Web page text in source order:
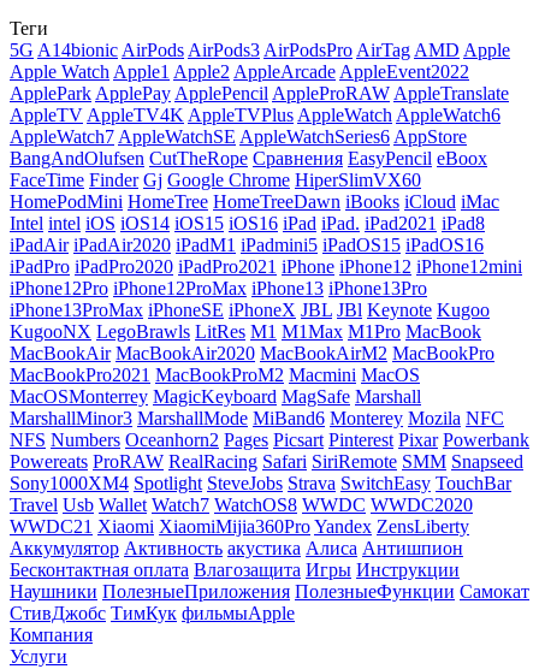
Теги
5G A14bionic AirPods AirPods3 AirPodsPro AirTag AMD Apple
Apple Watch Apple1 Apple2 AppleArcade AppleEvent2022
ApplePark ApplePay ApplePencil AppleProRAW AppleTranslate
AppleTV AppleTV4K AppleTVPlus AppleWatch AppleWatch6
AppleWatch7 AppleWatchSE AppleWatchSeries6 AppStore
BangAndOlufsen CutTheRope Cравнения EasyPencil eBoox
FaceTime Finder Gj Google Chrome HiperSlimVX60
HomePodMini HomeTree HomeTreeDawn iBooks iCloud iMac
Intel intel iOS iOS14 iOS15 iOS16 iPad iPad. iPad2021 iPad8
iPadAir iPadAir2020 iPadM1 iPadmini5 iPadOS15 iPadOS16
iPadPro iPadPro2020 iPadPro2021 iPhone iPhone12 iPhone12mini
iPhone12Pro iPhone12ProMax iPhone13 iPhone13Pro
iPhone13ProMax iPhoneSE iPhoneX JBL JBl Keynote Kugoo
KugooNX LegoBrawls LitRes M1 M1Max M1Pro MacBook
MacBookAir MacBookAir2020 MacBookAirM2 MacBookPro
MacBookPro2021 MacBookProM2 Macmini MacOS
MacOSMonterrey MagicKeyboard MagSafe Marshall
MarshallMinor3 MarshallMode MiBand6 Monterey Mozila NFC
NFS Numbers Oceanhorn2 Pages Picsart Pinterest Pixar Powerbank
Powereats ProRAW RealRacing Safari SiriRemote SMM Snapseed
Sony1000XM4 Spotlight SteveJobs Strava SwitchEasy TouchBar
Travel Usb Wallet Watch7 WatchOS8 WWDC WWDC2020
WWDC21 Xiaomi XiaomiMijia360ProYandex ZensLiberty
Аккумулятор Активность акустика Алиса Антишпион
Бесконтактная оплата Влагозащита Игры Инструкции
Наушники ПолезныеПриложения ПолезныеФункции Самокат
СтивДжобс ТимКук фильмыApple
Компания
Услуги